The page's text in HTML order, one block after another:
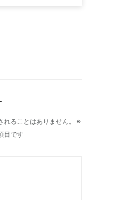
ることはありません。
※
目です